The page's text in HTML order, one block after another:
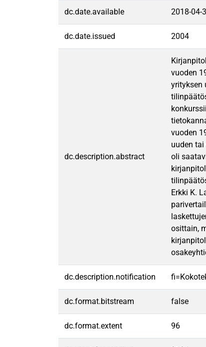
dc.date.available 2018-04-
dc.date.issued 2004
dc.description.abstract
vuoden
yrityksen
vuoden
uuden
oli
Erkki K.
osittain,
dc.description.notification
dc.format.bitstream false
dc.format.extent 96